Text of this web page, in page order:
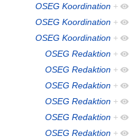
OSEG Koordination +
OSEG Koordination +
OSEG Koordination +
OSEG Redaktion +
OSEG Redaktion +
OSEG Redaktion +
OSEG Redaktion +
OSEG Redaktion +
OSEG Redaktion +